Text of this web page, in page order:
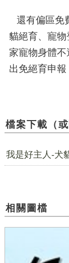
還有偏區免
貓絕育、寵
家寵物身體
出免絕育申報
檔案下載（或
我是好主人-犬
相關圖檔